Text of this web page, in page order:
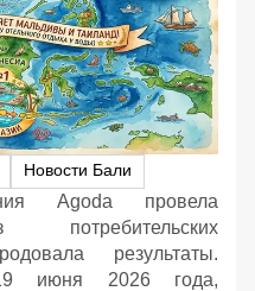
Новости Бали
Agoda провела
результаты.
июня 2026 года,